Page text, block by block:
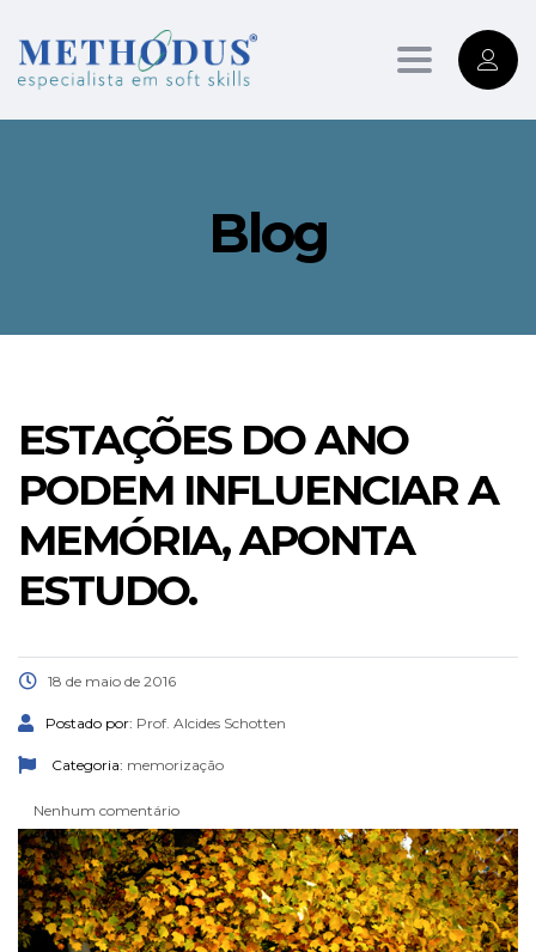
Toggle
Blog
ESTAÇÕES DO ANO
PODEM INFLUENCIAR A
MEMÓRIA, APONTA
ESTUDO.
18 de maio de 2016
Postado por: Prof. Alcides Schotten
Categoria: memorização
Nenhum comentário